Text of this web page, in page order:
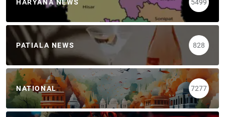
HARYANA NEWS 5499
PATIALA NEWS 828
NATIONAL 7277